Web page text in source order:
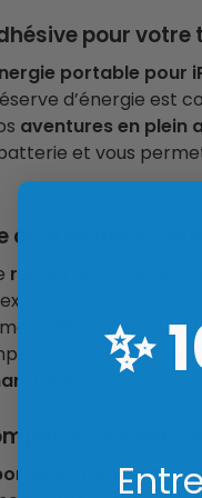
pour
portable pour
d’énergie est
aventures en plein
et vous
charge ultra-
recharge nomade
de charge
35 minutes .
étendue
et légère
magnétique
✨